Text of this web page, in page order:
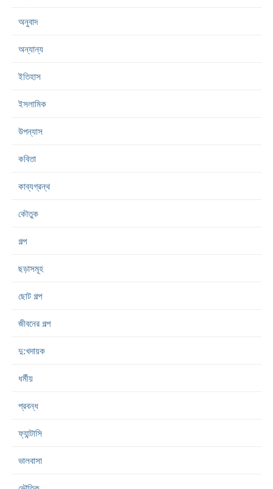
অনুবাদ
অন্যান্য
ইতিহাস
ইসলামিক
উপন্যাস
কবিতা
কাব্যগ্রন্থ
কৌতুক
গল্প
ছড়াসমূহ
ছোট গল্প
জীবনের গল্প
দু:খদায়ক
ধর্মীয়
প্রবন্ধ
ফ্যান্টাসি
ভালবাসা